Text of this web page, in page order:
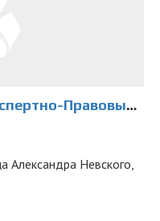
Исследований
Александра Невского,